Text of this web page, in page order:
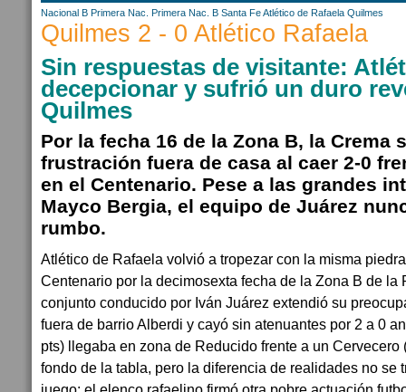
Nacional B Primera Nac. Primera Nac. B Santa FeAtlético de Rafaela Quilmes
Quilmes 2 - 0 Atlético Rafaela
Sin respuestas de visitante:
decepcionar y sufrió un duro
Quilmes
Por la fecha 16 de la Zona B, la Crema
frustración fuera de casa al caer 2-0
en el Centenario. Pese a las grandes
Mayco Bergia, el equipo de Juárez
rumbo.
Atlético de Rafaela volvió a tropezar con la misma
Centenario por la decimosexta fecha de la Zona B de la
conjunto conducido por Iván Juárez extendió su
fuera de barrio Alberdi y cayó sin atenuantes por 2 a 0
pts) llegaba en zona de Reducido frente a un Cervecero
fondo de la tabla, pero la diferencia de realidades no se